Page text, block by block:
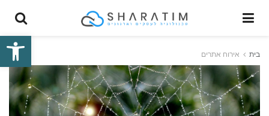
פתח
בית אירוח אתרים